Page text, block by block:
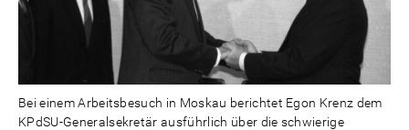
Bei einem Arbeitsbesuch in Moskau berichtet Egon Krenz dem
KPdSU-Generalsekretär ausführlich über die schwierige